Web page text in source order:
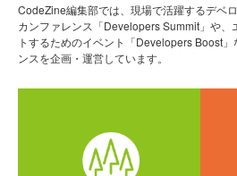
CodeZine編集部では、現場で活躍するデベ
カンファレンス「Developers Summit」や、
トするためのイベント「Developers Boost
ンスを企画・運営しています。